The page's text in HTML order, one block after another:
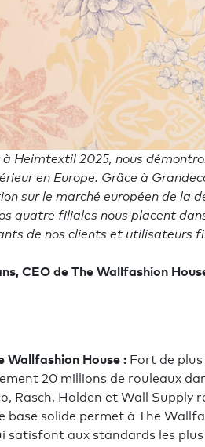
Heimtextil 2025, nous
en Europe. Grâce à
sur le marché européen de la
quatre filiales nous placent
de nos clients et utilisateurs
CEO de The Wallfashion
Wallfashion House : Fort de
20 millions de rouleaux
Rasch, Holden et Wall Supply
base solide permet à The
satisfont aux standards les